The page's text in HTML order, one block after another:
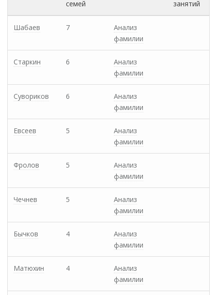
семей
занятий
Шабаев 7
Анализ
фамилии
Старкин 6
Анализ
фамилии
Сувориков 6
Анализ
фамилии
Евсеев 5
Анализ
фамилии
Фролов 5
Анализ
фамилии
Чечнев 5
Анализ
фамилии
Бычков 4
Анализ
фамилии
Матюхин 4
Анализ
фамилии